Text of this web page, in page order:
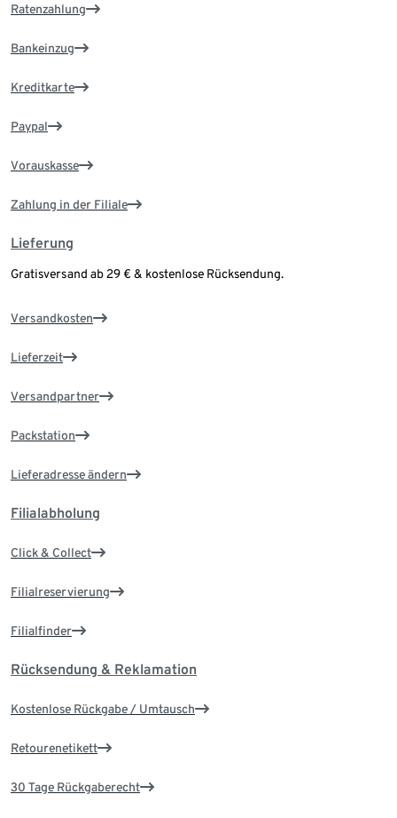
Ratenzahlung
Bankeinzug
Kreditkarte
Paypal
Vorauskasse
Zahlung in der Filiale
Lieferung
Gratisversand ab 29 € & kostenlose Rücksendung.
Versandkosten
Lieferzeit
Versandpartner
Packstation
Lieferadresse ändern
Filialabholung
Click & Collect
Filialreservierung
Filialfinder
Rücksendung & Reklamation
Kostenlose Rückgabe / Umtausch
Retourenetikett
30 Tage Rückgaberecht